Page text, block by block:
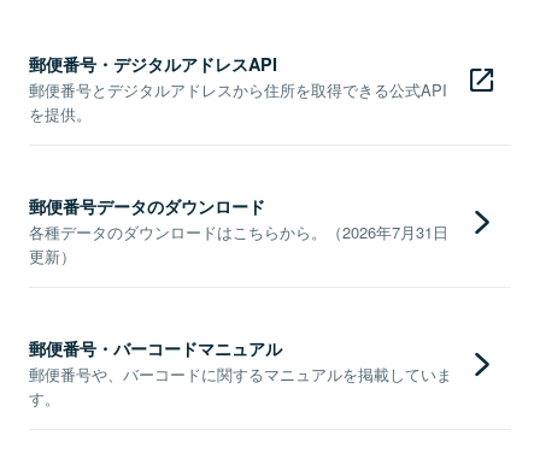
郵便番号・デジタルアドレスAPI
郵便番号とデジタルアドレスから住所を取得できる公式API
を提供。
郵便番号データのダウンロード
各種データのダウンロードはこちらから。（2026年7月31日
更新）
郵便番号・バーコードマニュアル
郵便番号や、バーコードに関するマニュアルを掲載していま
す。